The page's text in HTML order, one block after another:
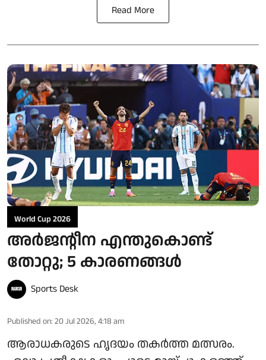
Read More
World Cup 2026
അര്‍ജന്റീന എന്തുകൊണ്ട്
തോറ്റു; 5 കാരണങ്ങള്‍
Sports Desk
Published on: 20 Jul 2026, 4:18 am
ആരാധകരുടെ ഹൃദയം തകര്‍ത്ത മത്സരം.